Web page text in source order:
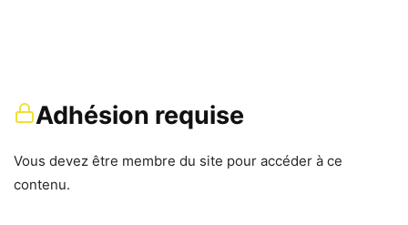
Adhésion requise
Vous devez être membre du site pour accéder à ce
contenu.